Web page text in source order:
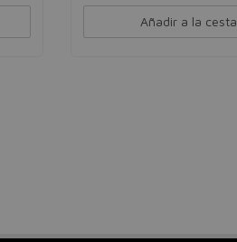
Añadir a la cesta